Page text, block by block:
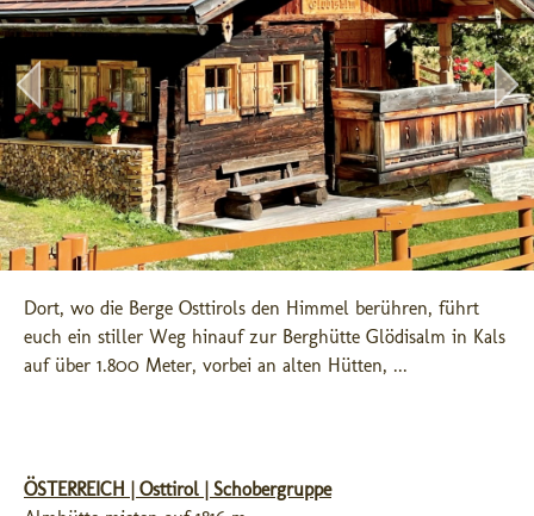
Dort, wo die Berge Osttirols den Himmel berühren, führt
euch ein stiller Weg hinauf zur Berghütte Glödisalm in Kals
auf über 1.800 Meter, vorbei an alten Hütten, ...
ÖSTERREICH | Osttirol | Schobergruppe